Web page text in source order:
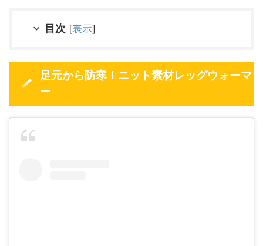
目次 [表示]
足元から防寒！ニット素材レッグウォーマ
ー